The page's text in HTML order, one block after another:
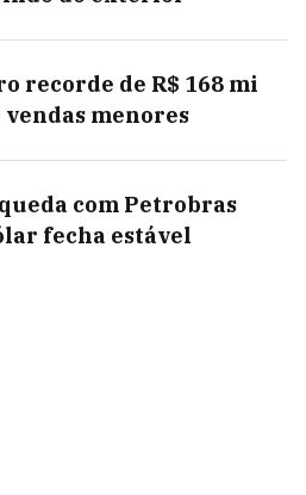
recorde de R$ 168 mi
vendas menores
com Petrobras
fecha estável